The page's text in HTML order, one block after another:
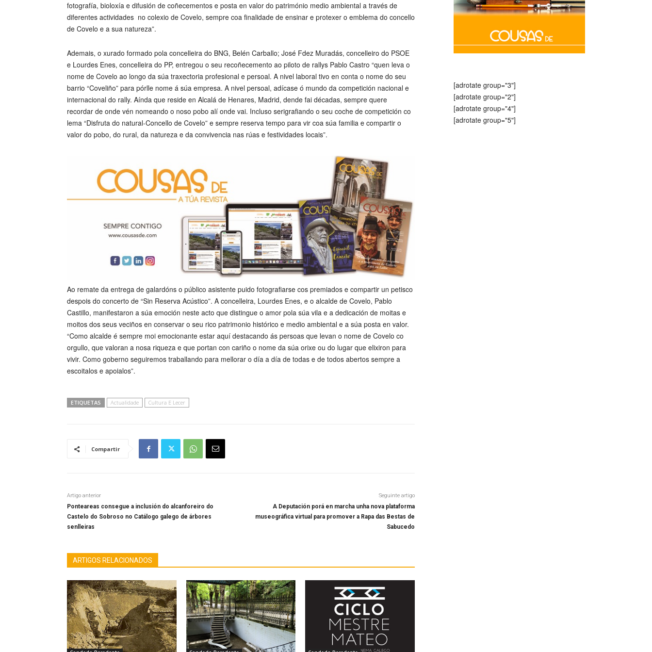
fotografía, bioloxía e difusión de coñecementos e posta en valor do património medio ambiental a través de
diferentes actividades no colexio de Covelo, sempre coa finalidade de ensinar e protexer o emblema do concello
de Covelo e a sua natureza”.
Ademais, o xurado formado pola concelleira do BNG, Belén Carballo; José Fdez Muradás, concelleiro do PSOE
e Lourdes Enes, concelleira do PP, entregou o seu recoñecemento ao piloto de rallys Pablo Castro “quen leva o
nome de Covelo ao longo da súa traxectoria profesional e persoal. A nivel laboral tivo en conta o nome do seu
barrio “Coveliño” para pórlle nome á súa empresa. A nivel persoal, adícase ó mundo da competición nacional e
internacional do rally. Aínda que reside en Alcalá de Henares, Madrid, dende fai décadas, sempre quere
recordar de onde vén nomeando o noso pobo alí onde vai. Incluso serigrafiando o seu coche de competición co
lema “Disfruta do natural-Concello de Covelo” e sempre reserva tempo para vir coa súa familia e compartir o
valor do pobo, do rural, da natureza e da convivencia nas rúas e festividades locais”.
Ao remate da entrega de galardóns o público asistente puido fotografiarse cos premiados e compartir un petisco
despois do concerto de “Sin Reserva Acústico”. A concelleira, Lourdes Enes, e o alcalde de Covelo, Pablo
Castillo, manifestaron a súa emoción neste acto que distingue o amor pola súa vila e a dedicación de moitas e
moitos dos seus veciños en conservar o seu rico patrimonio histórico e medio ambiental e a súa posta en valor.
“Como alcalde é sempre moi emocionante estar aquí destacando ás persoas que levan o nome de Covelo co
orgullo, que valoran a nosa riqueza e que portan con cariño o nome da súa orixe ou do lugar que elixiron para
vivir. Como goberno seguiremos traballando para mellorar o día a día de todas e de todos abertos sempre a
escoitalos e apoialos”.
ETIQUETAS Actualidade Cultura E Lecer
Compartir
Artigo anterior
Ponteareas consegue a inclusión do alcanforeiro do
Castelo do Sobroso no Catálogo galego de árbores
senlleiras
Seguinte artigo
A Deputación porá en marcha unha nova plataforma
museográfica virtual para promover a Rapa das Bestas de
Sabucedo
ARTIGOS RELACIONADOS
[adrotate group="3"]
[adrotate group="2"]
[adrotate group="4"]
[adrotate group="5"]